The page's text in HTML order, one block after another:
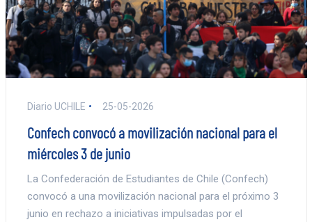
Diario UCHILE 25-05-2026
Confech convocó a movilización nacional para el
miércoles 3 de junio
La Confederación de Estudiantes de Chile (Confech)
convocó a una movilización nacional para el próximo 3
junio en rechazo a iniciativas impulsadas por el